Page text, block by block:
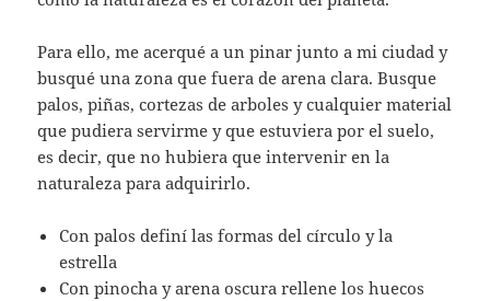
Para ello, me acerqué a un pinar junto a mi ciudad y
busqué una zona que fuera de arena clara. Busque
palos, piñas, cortezas de arboles y cualquier material
que pudiera servirme y que estuviera por el suelo,
es decir, que no hubiera que intervenir en la
naturaleza para adquirirlo.
Con palos definí las formas del círculo y la
estrella
Con pinocha y arena oscura rellene los huecos